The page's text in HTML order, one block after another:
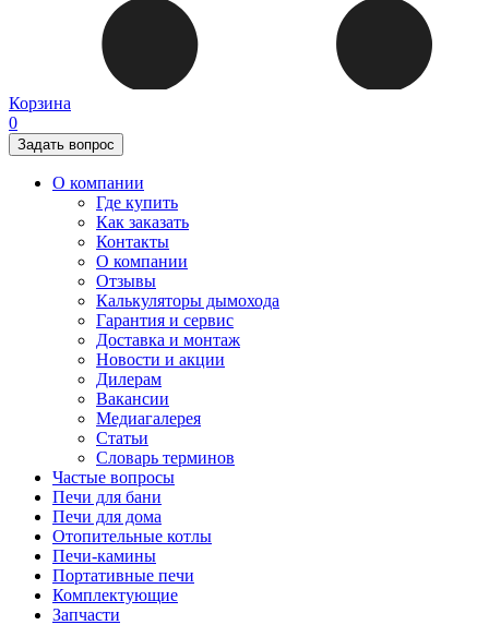
Корзина
0
Задать вопрос
О компании
Где купить
Как заказать
Контакты
О компании
Отзывы
Калькуляторы дымохода
Гарантия и сервис
Доставка и монтаж
Новости и акции
Дилерам
Вакансии
Медиагалерея
Статьи
Словарь терминов
Частые вопросы
Печи для бани
Печи для дома
Отопительные котлы
Печи-камины
Портативные печи
Комплектующие
Запчасти